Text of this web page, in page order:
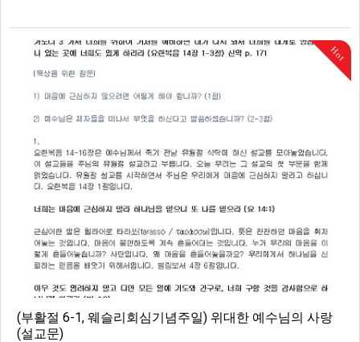
Hot
(부활절 6-1, 웨슬리회심기념주일) 위대한 예수님의 사랑
(설교문)